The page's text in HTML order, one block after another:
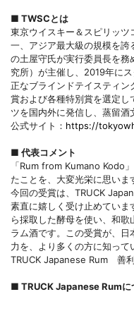
■ TWSCとは
東京ウイスキー＆スピリッツ
一、アジア最大級の規模を
の土屋守氏が実行委員長を務
究所）が主催し、2019年に
正なブラインドテイスティ
賞および各種特別賞を選定し
ツを国内外に発信し、蒸留酒
公式サイト： https://
■ 代表コメント
「Rum from Kumano Kodo
たことを、大変光栄に思いま
今回の受賞は、TRUCK
素直に嬉しく受け止めてい
ら採取した酵母を使い、和
ラム酒です。この受賞が、
力を、より多くの方に知って
TRUCK Japanese Rum 善
■ TRUCK Japanese Rumに